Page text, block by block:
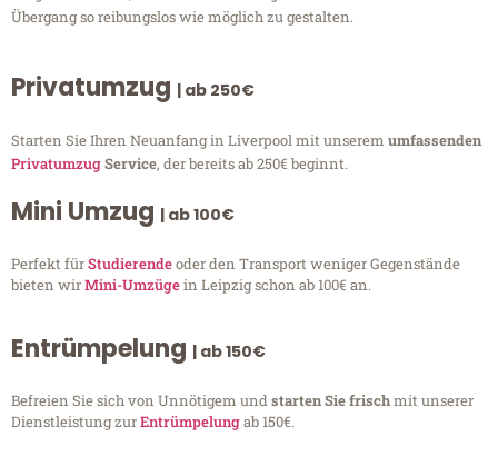
Übergang so reibungslos wie möglich zu gestalten.
Privatumzug | ab 250€
Starten Sie Ihren Neuanfang in Liverpool mit unserem umfassenden
PrivatumzugService, der bereits ab 250€ beginnt.
Mini Umzug | ab 100€
Perfekt fürStudierendeoder den Transport weniger Gegenstände
bieten wirMini-Umzügein Leipzig schon ab 100€ an.
Entrümpelung | ab 150€
Befreien Sie sich von Unnötigem undstarten Sie frischmit unserer
Dienstleistung zurEntrümpelungab 150€.